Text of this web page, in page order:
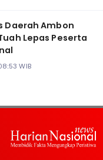
Daerah Ambon
Lepas Peserta
WIB